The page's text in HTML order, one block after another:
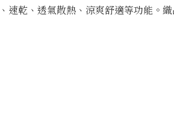
乾、透氣散熱、涼爽舒適等功能。